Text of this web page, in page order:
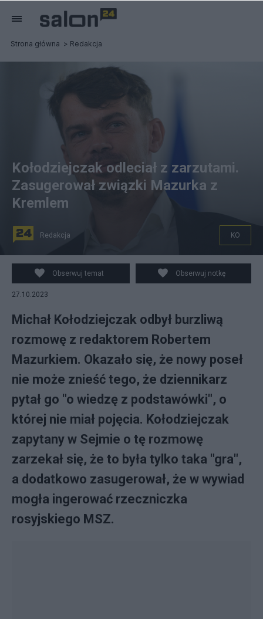
Strona główna Redakcja
Poseł KO Michał Kołodziejczak. Fot. PAP/Marcin Obara
Kołodziejczak odleciał z zarzutami.
Zasugerował związki Mazurka z
Kremlem
Redakcja KO
Obserwuj temat Obserwuj notkę
27.10.2023
Michał Kołodziejczak odbył burzliwą
rozmowę z redaktorem Robertem
Mazurkiem. Okazało się, że nowy poseł
nie może znieść tego, że dziennikarz
pytał go "o wiedzę z podstawówki", o
której nie miał pojęcia. Kołodziejczak
zapytany w Sejmie o tę rozmowę
zarzekał się, że to była tylko taka "gra",
a dodatkowo zasugerował, że w wywiad
mogła ingerować rzeczniczka
rosyjskiego MSZ.